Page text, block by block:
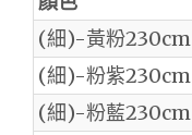
(細)-黃粉230cm
(細)-粉紫230cm
(細)-粉藍230cm